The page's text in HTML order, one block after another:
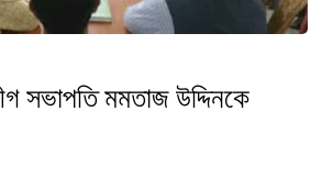
সভাপতি মমতাজ উদ্দিনকে